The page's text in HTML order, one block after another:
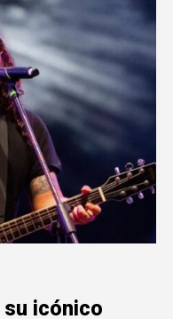
icónico